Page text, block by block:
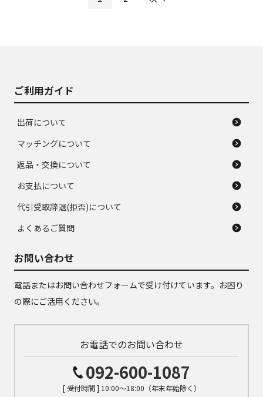
ご利用ガイド
出荷について
マッチングについて
返品・交換について
お支払について
代引受取辞退(拒否)について
よくあるご質問
お問い合わせ
電話またはお問い合わせフォームで受け付けています。お困り
の際にご活用ください。
お電話でのお問い合わせ
092-600-1087
[ 受付時間 ] 10:00～18:00（年末年始除く）